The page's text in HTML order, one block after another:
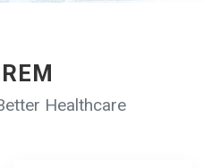
Healthcare